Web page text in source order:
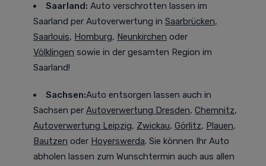
Saarland: Auto verschrotten lassen im
Saarland per Autoverwertung in Saarbrücken,
Saarlouis, Homburg, Neunkirchen oder
Völklingen sowie in der gesamten Region im
Saarland!
Sachsen:Auto entsorgen lassen auch in
Sachsen per Autoverwertung Dresden, Chemnitz,
Autoverwertung Leipzig, Zwickau, Görlitz, Plauen,
Bautzen oder Hoyerswerda. Sie können Ihr Auto
abholen lassen zum Wunschtermin auch aus allen